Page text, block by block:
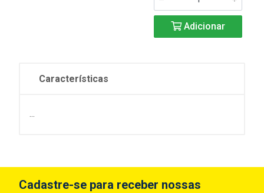
Adicionar
Características
...
Cadastre-se para receber nossas